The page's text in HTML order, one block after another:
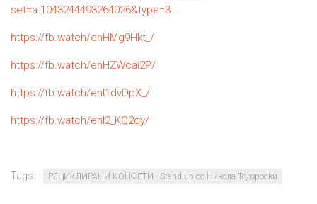
set=a.1043244493264026&type=3
https://fb.watch/enHMg9Hkt_/
https://fb.watch/enHZWcai2P/
https://fb.watch/enI1dvDpX_/
https://fb.watch/enI2_KQ2qy/
Tags: РЕЦИКЛИРАНИ КОНФЕТИ - Stand up со Никола Тодороски